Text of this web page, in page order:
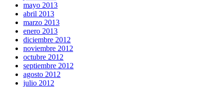
mayo 2013
abril 2013
marzo 2013
enero 2013
diciembre 2012
noviembre 2012
octubre 2012
septiembre 2012
agosto 2012
julio 2012